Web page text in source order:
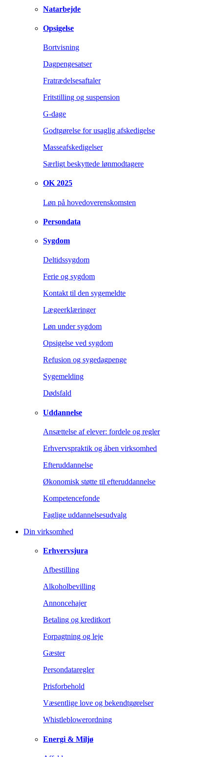
Natarbejde
Opsigelse
Bortvisning
Dagpengesatser
Fratrædelsesaftaler
Fritstilling og suspension
G-dage
Godtgørelse for usaglig afskedigelse
Masseafskedigelser
Særligt beskyttede lønmodtagere
OK 2025
Løn på hovedoverenskomsten
Persondata
Sygdom
Deltidssygdom
Ferie og sygdom
Kontakt til den sygemeldte
Lægeerklæringer
Løn under sygdom
Opsigelse ved sygdom
Refusion og sygedagpenge
Sygemelding
Dødsfald
Uddannelse
Ansættelse af elever: fordele og regler
Erhvervspraktik og åben virksomhed
Efteruddannelse
Økonomisk støtte til efteruddannelse
Kompetencefonde
Faglige uddannelsesudvalg
Din virksomhed
Erhvervsjura
Afbestilling
Alkoholbevilling
Annoncehajer
Betaling og kreditkort
Forpagtning og leje
Gæster
Persondataregler
Prisforbehold
Væsentlige love og bekendtgørelser
Whistleblowerordning
Energi & Miljø